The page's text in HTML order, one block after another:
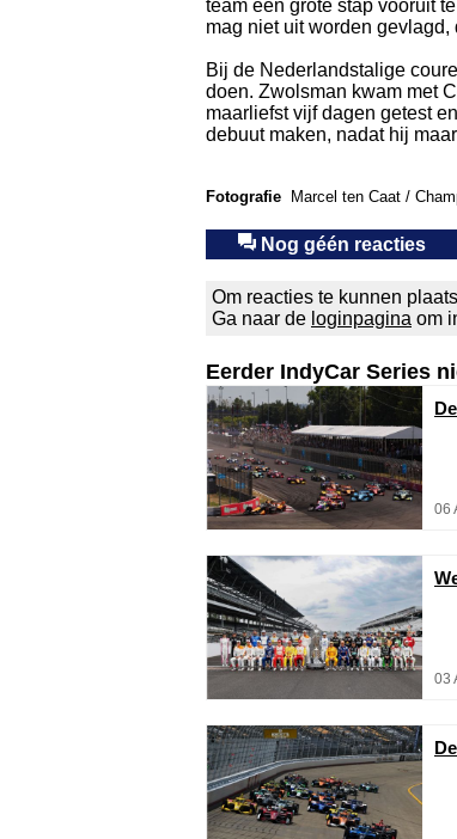
team een grote stap vooruit
mag niet uit worden
Bij de Nederlandstalige
doen. Zwolsman kwam met
maarliefst vijf dagen getest
debuut maken, nadat hij
Fotografie Marcel ten Caat /
Nog géén reacties
Om reacties te kunnen
Ga naar de loginpagina om
Eerder IndyCar Series
06
03